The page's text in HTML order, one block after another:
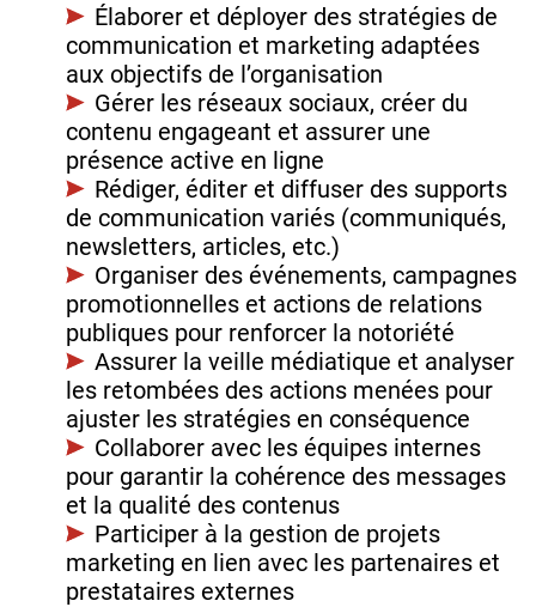
Élaborer et déployer des stratégies de
communication et marketing adaptées
aux objectifs de l’organisation
Gérer les réseaux sociaux, créer du
contenu engageant et assurer une
présence active en ligne
Rédiger, éditer et diffuser des supports
de communication variés (communiqués,
newsletters, articles, etc.)
Organiser des événements, campagnes
promotionnelles et actions de relations
publiques pour renforcer la notoriété
Assurer la veille médiatique et analyser
les retombées des actions menées pour
ajuster les stratégies en conséquence
Collaborer avec les équipes internes
pour garantir la cohérence des messages
et la qualité des contenus
Participer à la gestion de projets
marketing en lien avec les partenaires et
prestataires externes